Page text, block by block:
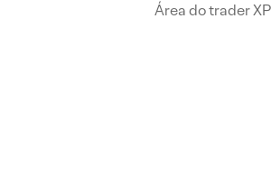
Área do trader XP